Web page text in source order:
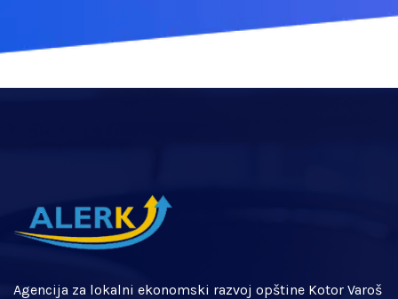
Agencija za lokalni ekonomski razvoj opštine Kotor Varoš